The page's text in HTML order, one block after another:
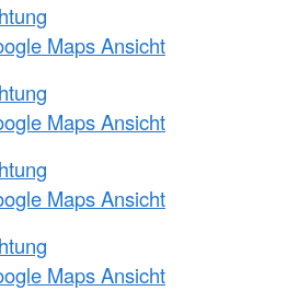
Maps Ansicht
Maps Ansicht
Maps Ansicht
Maps Ansicht